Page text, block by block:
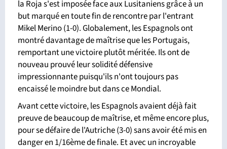
la Roja s'est imposée face aux Lusitaniens grâce à un
but marqué en toute fin de rencontre par l'entrant
Mikel Merino (1-0). Globalement, les Espagnols ont
montré davantage de maîtrise que les Portugais,
remportant une victoire plutôt méritée. Ils ont de
nouveau prouvé leur solidité défensive
impressionnante puisqu'ils n'ont toujours pas
encaissé le moindre but dans ce Mondial.
Avant cette victoire, les Espagnols avaient déjà fait
preuve de beaucoup de maîtrise, et même encore plus,
pour se défaire de l'Autriche (3-0) sans avoir été mis en
danger en 1/16ème de finale. Et avec un incroyable